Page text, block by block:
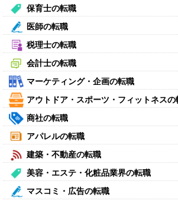
保育士の転職
医師の転職
税理士の転職
会計士の転職
マーケティング・企画の転職
アウトドア・スポーツ・フィットネスの
商社の転職
アパレルの転職
建築・不動産の転職
美容・エステ・化粧品業界の転職
マスコミ・広告の転職